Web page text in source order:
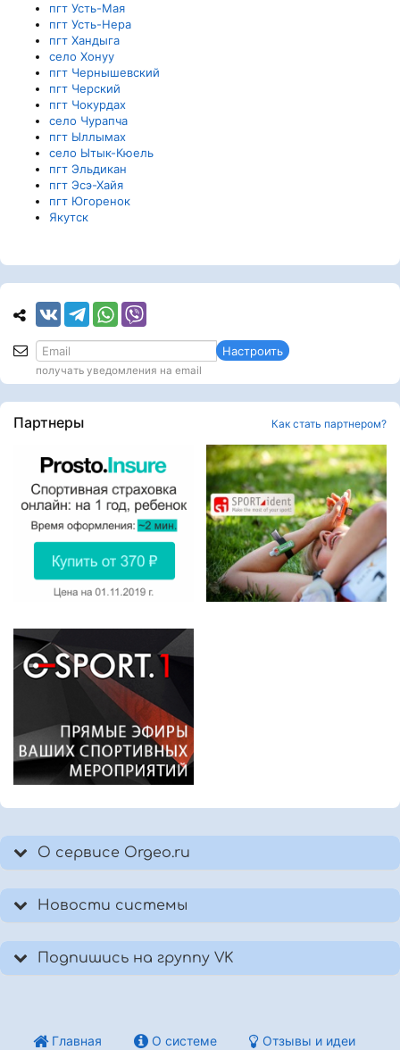
пгт Усть-Мая
пгт Усть-Нера
пгт Хандыга
село Хонуу
пгт Чернышевский
пгт Черский
пгт Чокурдах
село Чурапча
пгт Ыллымах
село Ытык-Кюель
пгт Эльдикан
пгт Эсэ-Хайя
пгт Югоренок
Якутск
Настроить
получать уведомления на email
Партнеры Как стать партнером?
О сервисе Orgeo.ru
Новости системы
Подпишись на группу VK
Главная О системе Отзывы и идеи